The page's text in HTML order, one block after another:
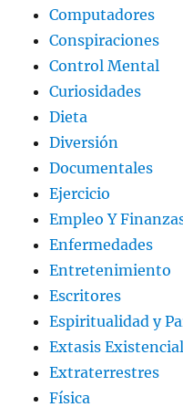
Computadores
Conspiraciones
Control Mental
Curiosidades
Dieta
Diversión
Documentales
Ejercicio
Empleo Y
Enfermedades
Entretenimiento
Escritores
Espiritualidad y
Extasis Existencial
Extraterrestres
Física